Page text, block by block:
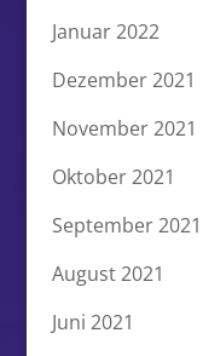
Januar 2022
Dezember 2021
November 2021
Oktober 2021
September 2021
August 2021
Juni 2021